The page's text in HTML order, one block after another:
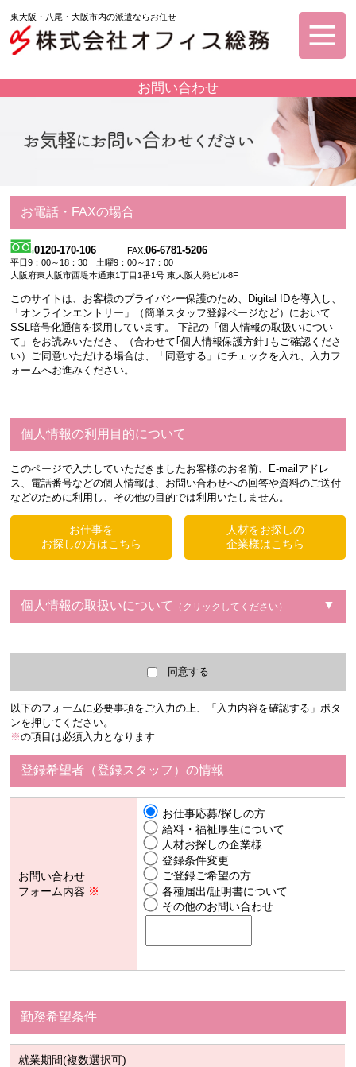
東大阪・八尾・大阪市内の派遣ならお任せ
お問い合わせ
お電話・FAXの場合
0120-170-106 FAX.06-6781-5206
平日9：00～18：30 土曜9：00～17：00
大阪府東大阪市西堤本通東1丁目1番1号 東大阪大発ビル8F
このサイトは、お客様のプライバシー保護のため、Digital IDを導入し、
「オンラインエントリー」（簡単スタッフ登録ページなど）において
SSL暗号化通信を採用しています。 下記の「個人情報の取扱いについ
て」をお読みいただき、（合わせて｢個人情報保護方針｣もご確認くださ
い）ご同意いただける場合は、「同意する」にチェックを入れ、入力フ
ォームへお進みください。
個人情報の利用目的について
このページで入力していただきましたお客様のお名前、E-mailアドレ
ス、電話番号などの個人情報は、お問い合わせへの回答や資料のご送付
などのために利用し、その他の目的では利用いたしません。
お仕事を
お探しの方はこちら
人材をお探しの
企業様はこちら
個人情報の取扱いについて （クリックしてください）
同意する
以下のフォームに必要事項をご入力の上、「入力内容を確認する」ボタ
ンを押してください。
※の項目は必須入力となります
登録希望者（登録スタッフ）の情報
お問い合わせ
フォーム内容 ※
お仕事応募/探しの方
給料・福祉厚生について
人材お探しの企業様
登録条件変更
ご登録ご希望の方
各種届出/証明書について
その他のお問い合わせ
勤務希望条件
就業期間(複数選択可)